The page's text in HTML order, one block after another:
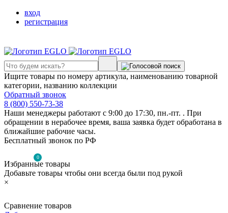
вход
регистрация
Ищите товары по номеру артикула, наименованию товарной
категории, названию коллекции
Обратный звонок
8 (800) 550-73-38
Наши менеджеры работают с 9:00 до 17:30, пн.-пт. . При
обращении в нерабочее время, ваша заявка будет обработана в
ближайшие рабочие часы.
Бесплатный звонок по РФ
0
Избранные товары
Добавьте товары чтобы они всегда были под рукой
×
Сравнение товаров